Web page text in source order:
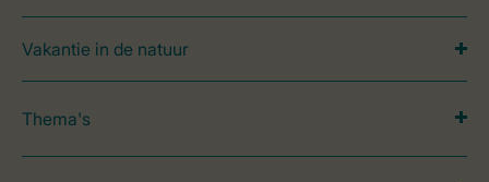
Vakantie in de natuur
Thema's